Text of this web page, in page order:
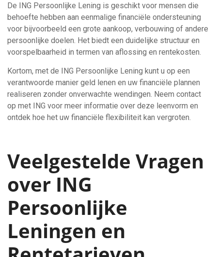
De ING Persoonlijke Lening is geschikt voor mensen die
behoefte hebben aan eenmalige financiële ondersteuning
voor bijvoorbeeld een grote aankoop, verbouwing of andere
persoonlijke doelen. Het biedt een duidelijke structuur en
voorspelbaarheid in termen van aflossing en rentekosten.
Kortom, met de ING Persoonlijke Lening kunt u op een
verantwoorde manier geld lenen en uw financiële plannen
realiseren zonder onverwachte wendingen. Neem contact
op met ING voor meer informatie over deze leenvorm en
ontdek hoe het uw financiële flexibiliteit kan vergroten.
Veelgestelde Vragen
over ING
Persoonlijke
Leningen en